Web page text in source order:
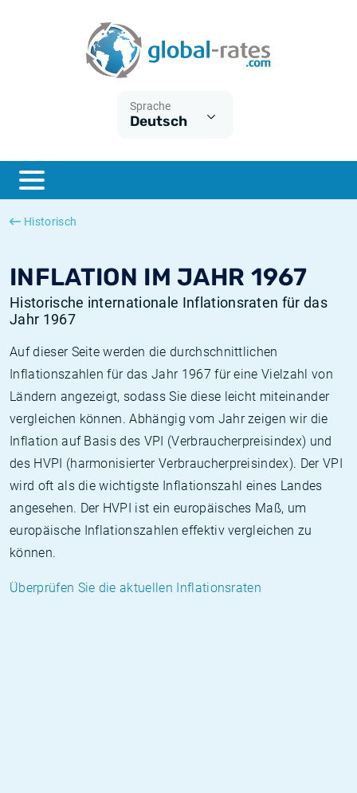
Sprache
Deutsch
Historisch
INFLATION IM JAHR 1967
Historische internationale Inflationsraten für das
Jahr 1967
Auf dieser Seite werden die durchschnittlichen
Inflationszahlen für das Jahr 1967 für eine Vielzahl von
Ländern angezeigt, sodass Sie diese leicht miteinander
vergleichen können. Abhängig vom Jahr zeigen wir die
Inflation auf Basis des VPI (Verbraucherpreisindex) und
des HVPI (harmonisierter Verbraucherpreisindex). Der VPI
wird oft als die wichtigste Inflationszahl eines Landes
angesehen. Der HVPI ist ein europäisches Maß, um
europäische Inflationszahlen effektiv vergleichen zu
können.
Überprüfen Sie die aktuellen Inflationsraten
ESTER
SONIA
Was ist die VPI-Inflation?
Was ist die HVPI-Inflation?
Deutsche inflation
Europäische inflation
Historische Euribor-Sätze
Historische ESTER-Sätze
Historische SOFR-Sätze
Historische SONIA-Sätze
Inflationsrechner